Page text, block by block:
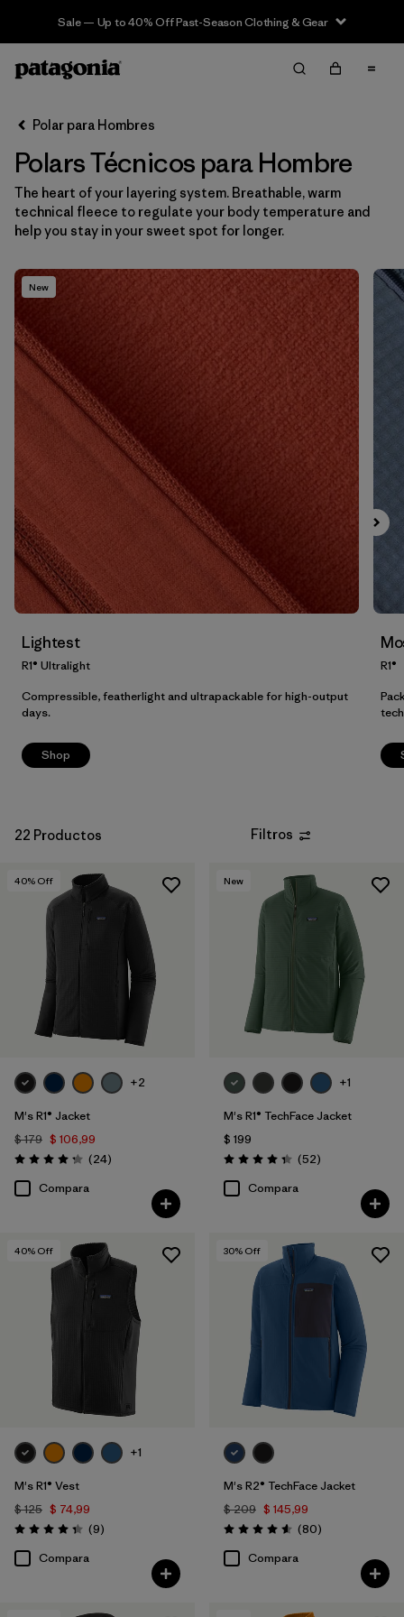
Sale — Up to 40% Off Past-Season Clothing & Gear
Filter & Sort Limpiar Todos
Ordenar Por
Filtrar por
Categoría
Filtrar por
Size
Filtrar por
Color
Filtrar por
Materiales y tejidos
Filtrar por
Filtrar por
Familia de productos
Filtrar por
Deporte
Polar para Hombres
Polars Técnicos para Hombre
The heart of your layering system. Breathable, warm
technical fleece to regulate your body temperature and
help you stay in your sweet spot for longer.
New
Lightest
R1® Ultralight
Compressible, featherlight and ultrapackable for high-output
days.
Shop
R1®
22 Productos Filtros
40% Off
+2
M's R1® Jacket
$ 179 $ 106,99
Valoración: 4.3 / 5
(24Comentarios
)
Compara
New
+1
M's R1® TechFace Jacket
$ 199
Valoración: 4.3 / 5
(52Comentarios
)
Compara
40% Off
+1
M's R1® Vest
$ 125 $ 74,99
Valoración: 4.3 / 5
(9Comentarios
)
Compara
30% Off
M's R2® TechFace Jacket
$ 209 $ 145,99
Valoración: 4.6 / 5
(80Comentarios
)
Compara